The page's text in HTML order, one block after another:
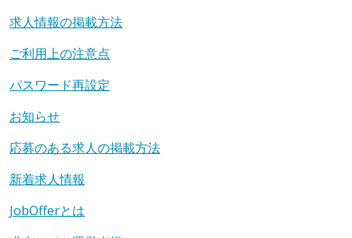
求人情報の掲載方法
ご利用上の注意点
パスワード再設定
お知らせ
応募のある求人の掲載方法
新着求人情報
JobOfferとは